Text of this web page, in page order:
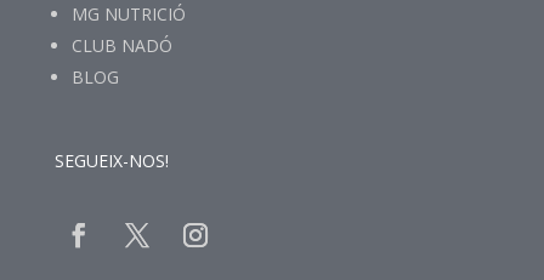
MG NUTRICIÓ
CLUB NADÓ
BLOG
SEGUEIX-NOS!